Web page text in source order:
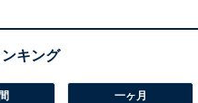
一ヶ月